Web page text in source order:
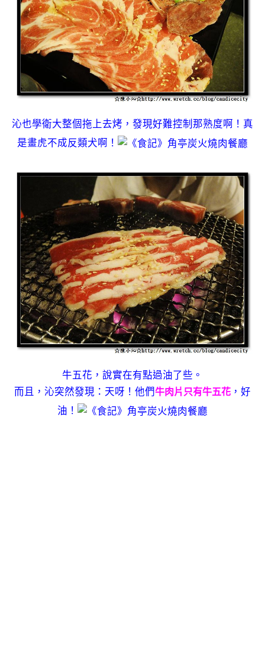
沁也學衛大整個拖上去烤，發現好難控制那熟度啊！真
是畫虎不成反類犬啊！
牛五花，說實在有點過油了些。
而且，沁突然發現：天呀！他們牛肉片只有牛五花 ，好
油！